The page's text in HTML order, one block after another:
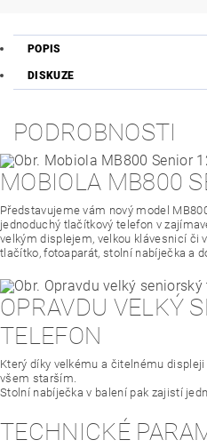
POPIS
DISKUZE
PODROBNOSTI
MOBIOLA MB800
Představujeme vám nový model
jednoduchý tlačítkový telefon v
velkým displejem, velkou klávesnicí či
tlačítko, fotoaparát, stolní nabíječka a
OPRAVDU VELKÝ
TELEFON
Který díky velkému a čitelnému
všem starším.
Stolní nabíječka v balení pak zajistí
TECHNICKÉ